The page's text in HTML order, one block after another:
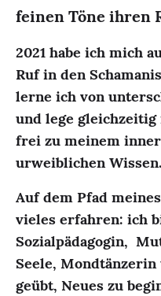
feinen Töne ihren
2021 habe ich mich
Ruf in den
lerne ich von
und lege
frei zu meinem
urweiblichen Wissen.
Auf dem Pfad
vieles erfahren: ich
Sozialpädagogin,
Seele,
geübt, Neues zu